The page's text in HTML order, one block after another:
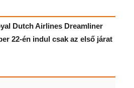
Dutch Airlines Dreamliner
22-én indul csak az első járat